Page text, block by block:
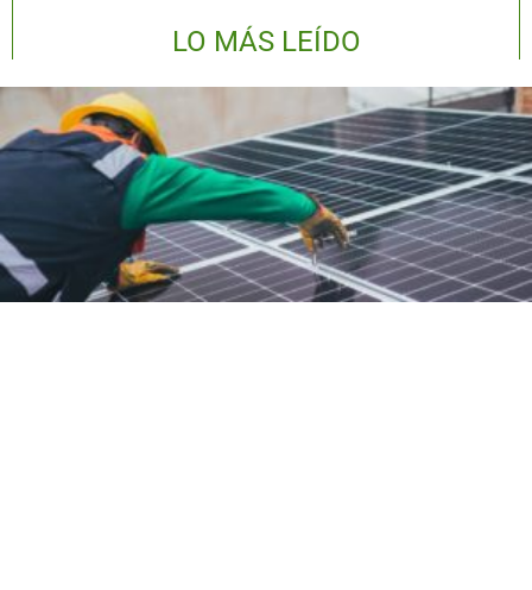
LO MÁS LEÍDO